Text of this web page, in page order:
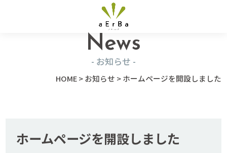
News
お知らせ
HOME>お知らせ >ホームページを開設しました
ホームページを開設しました